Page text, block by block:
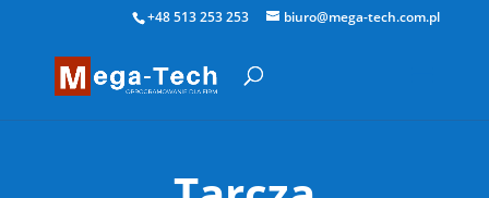
+48 513 253 253 biuro@mega-tech.com.pl